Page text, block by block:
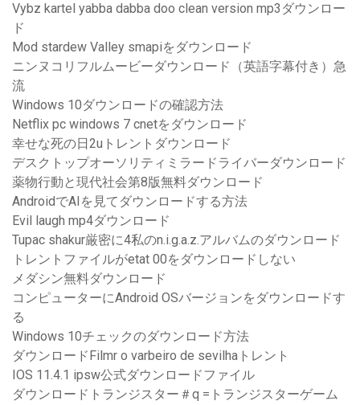
Vybz kartel yabba dabba doo clean version mp3ダウンロー
ド
Mod stardew Valley smapiをダウンロード
ニンヌコリフルムービーダウンロード（英語字幕付き）急
流
Windows 10ダウンロードの確認方法
Netflix pc windows 7 cnetをダウンロード
幸せな死の日2uトレントダウンロード
デスクトップオーソリティミラードライバーダウンロード
薬物行動と現代社会第8版無料ダウンロード
AndroidでAIを見てダウンロードする方法
Evil laugh mp4ダウンロード
Tupac shakur厳密に4私のn.i.g.a.z.アルバムのダウンロード
トレントファイルがetat 00をダウンロードしない
メダシン無料ダウンロード
コンピューターにAndroid OSバージョンをダウンロードす
る
Windows 10チェックのダウンロード方法
ダウンロードFilmr o varbeiro de sevilhaトレント
IOS 11.4.1 ipsw公式ダウンロードファイル
ダウンロードトランジスター＃q =トランジスターゲーム